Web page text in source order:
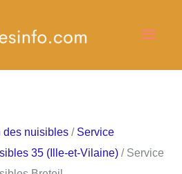
des nuisibles / Service
35 (Ille-et-Vilaine) / Service